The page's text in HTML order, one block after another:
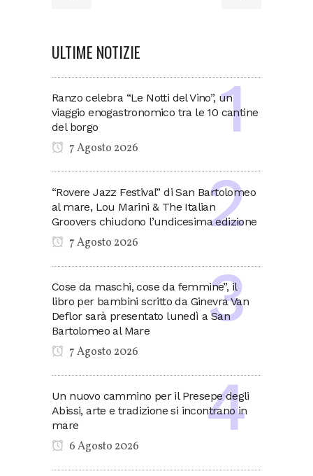
ULTIME NOTIZIE
Ranzo celebra “Le Notti del Vino”, un
viaggio enogastronomico tra le 10 cantine
del borgo
7 Agosto 2026
“Rovere Jazz Festival” di San Bartolomeo
al mare, Lou Marini & The Italian
Groovers chiudono l’undicesima edizione
7 Agosto 2026
Cose da maschi, cose da femmine”, il
libro per bambini scritto da Ginevra Van
Deflor sarà presentato lunedì a San
Bartolomeo al Mare
7 Agosto 2026
Un nuovo cammino per il Presepe degli
Abissi, arte e tradizione si incontrano in
mare
6 Agosto 2026